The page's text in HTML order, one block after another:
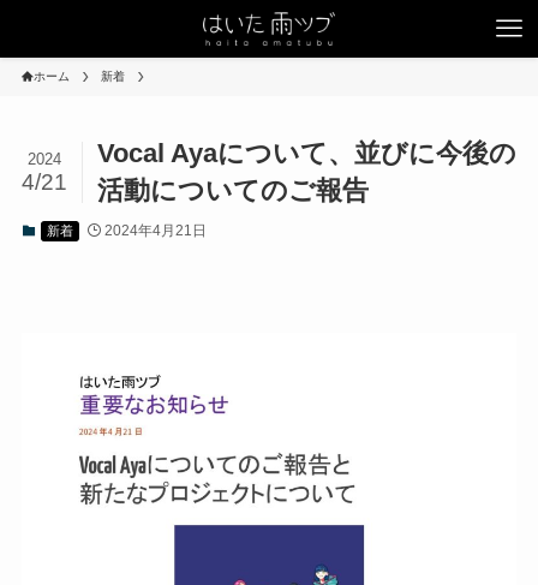
ホーム 新着
Vocal Ayaについて、並びに今後の
活動についてのご報告
2024
4/21
新着 2024年4月21日